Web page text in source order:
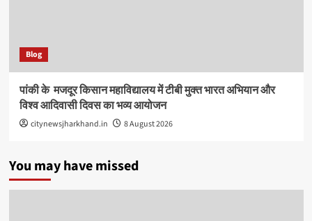
Blog
पांकी के ​ मजदूर किसान महाविद्यालय में टीबी मुक्त भारत अभियान और
विश्व आदिवासी दिवस का भव्य आयोजन
citynewsjharkhand.in 8 August 2026
You may have missed